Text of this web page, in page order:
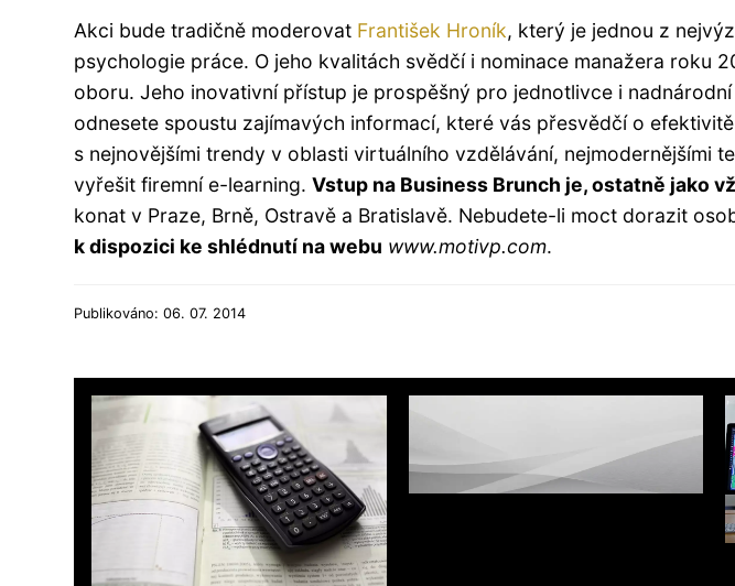
Akci bude tradičně moderovat František Hroník, který je jednou z
psychologie práce. O jeho kvalitách svědčí i nominace manažera roku
oboru. Jeho inovativní přístup je prospěšný pro jednotlivce i
odnesete spoustu zajímavých informací, které vás přesvědčí o
s nejnovějšími trendy v oblasti virtuálního vzdělávání, nejmodernějšími
vyřešit firemní e-learning. Vstup na Business Brunch je, ostatně jako
konat v Praze, Brně, Ostravě a Bratislavě. Nebudete-li moct dorazit
k dispozici ke shlédnutí na webu www.motivp.com.
Publikováno: 06. 07. 2014